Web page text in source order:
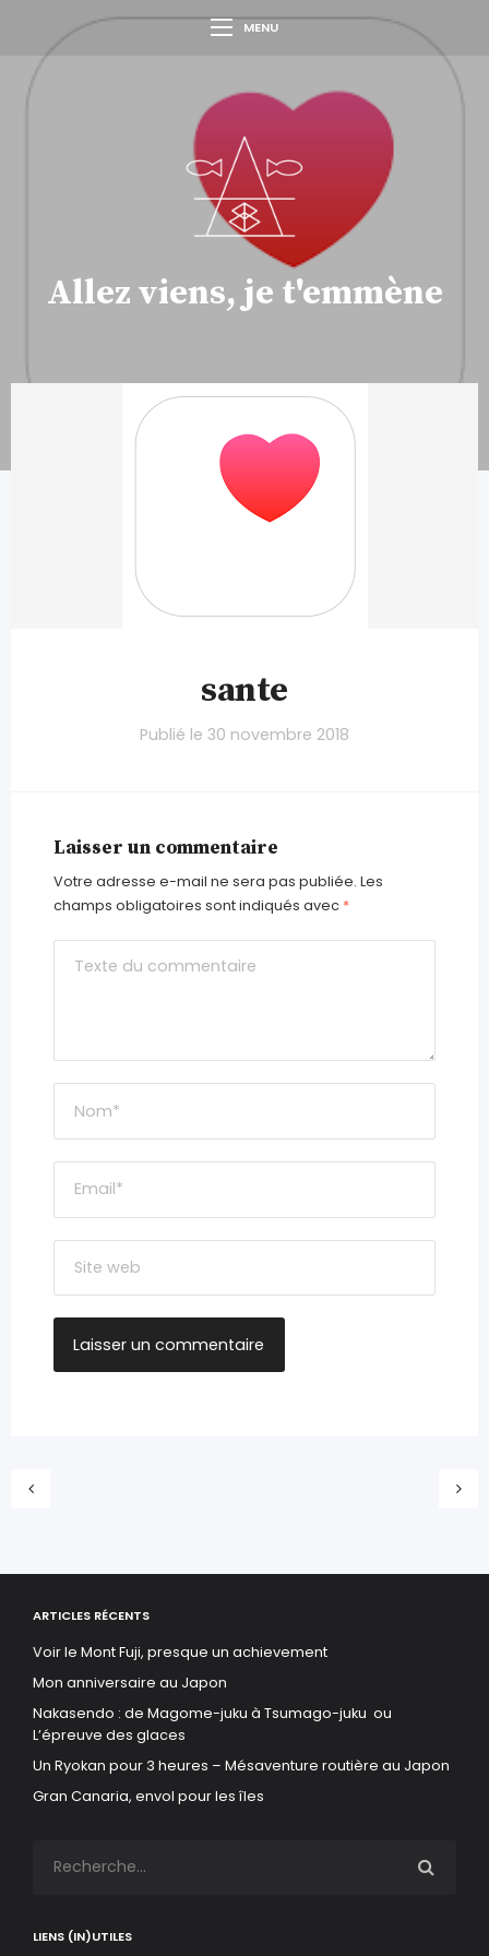
MENU
Allez viens, je t'emmène
sante
Publié le 30 novembre 2018
Laisser un commentaire
Votre adresse e-mail ne sera pas publiée. Les
champs obligatoires sont indiqués avec *
ARTICLES RÉCENTS
Voir le Mont Fuji, presque un achievement
Mon anniversaire au Japon
Nakasendo : de Magome-juku à Tsumago-juku ou
L’épreuve des glaces
Un Ryokan pour 3 heures – Mésaventure routière au Japon
Gran Canaria, envol pour les îles
LIENS (IN)UTILES